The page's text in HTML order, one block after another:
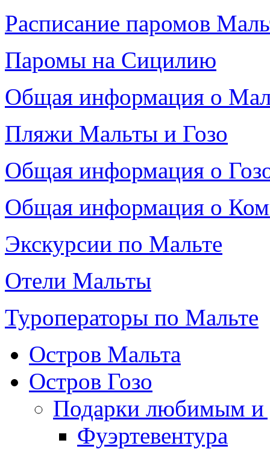
Расписание паромов
Паромы на Сицилию
Общая информация о
Пляжи Мальты и Гозо
Общая информация о
Общая информация о
Экскурсии по Мальте
Отели Мальты
Туроператоры по Мальте
Остров Мальта
Остров Гозо
Подарки любимым и
Фуэртевентура